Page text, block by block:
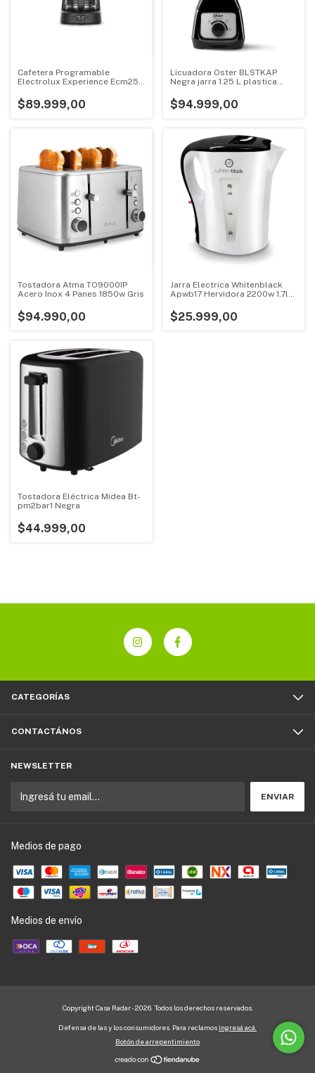
Cafetera Programable
Electrolux Experience Ecm25
$89.999,00
Licuadora Oster BLSTKAP
Negra jarra 1.25 L plastica
$94.999,00
Tostadora Atma TO9000IP
Acero Inox 4 Panes 1850w Gris
$94.990,00
Jarra Electrica Whitenblack
Apwb17 Hervidora 2200w 1.7lts
$25.999,00
Tostadora Eléctrica Midea Bt-
pm2bar1 Negra
$44.999,00
CATEGORÍAS
CONTACTÁNOS
NEWSLETTER
Medios de pago
Medios de envío
Copyright Casa Radar - 2026. Todos los derechos reservados.
Defensa de las y los consumidores. Para reclamos ingresá acá.
Botón de arrepentimiento